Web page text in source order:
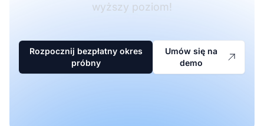
wyższy poziom!
Rozpocznij bezpłatny okres
próbny
Umów się na
demo